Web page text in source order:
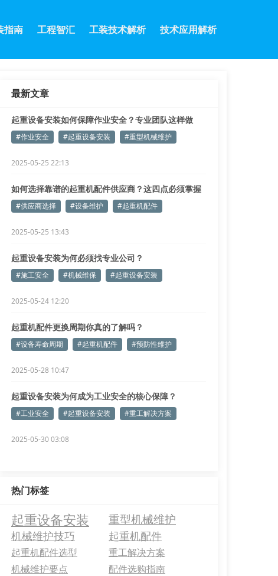
指南 工程智汇 工装技术解析 技术应用解析
最新文章
起重设备安装如何保障作业安全？专业团队这样做
#作业安全 #起重设备安装 #重型机械维护
2025-05-25 22:13
如何选择靠谱的起重机配件供应商？这四点必须掌握
#供应商选择 #设备维护 #起重机配件
2025-05-25 13:43
起重设备安装为何必须找专业公司？
#施工安全 #机械维保 #起重设备安装
2025-05-24 12:20
起重机配件更换周期你真的了解吗？
#设备寿命周期 #起重机配件 #预防性维护
2025-05-28 10:47
起重设备安装为何成为工业安全的核心保障？
#工业安全 #起重设备安装 #重工解决方案
2025-05-30 03:08
热门标签
起重设备安装
重型机械维护
机械维护技巧
起重机配件
起重机配件选型
重工解决方案
机械维护要点
配件选购指南